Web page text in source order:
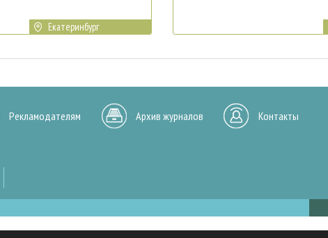
Екатеринбург
Рекламодателям Архив журналов Контакты